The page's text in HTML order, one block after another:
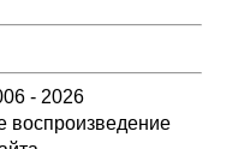
- 2026
воспроизведение